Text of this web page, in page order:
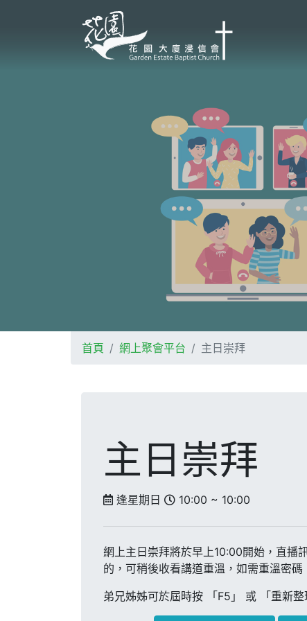
首頁 網上聚會平台 主日崇拜
主日崇拜
逢星期日 10:00 ~ 10:00
網上主日崇拜將於早上10:00開始，直播
的，可稍後收看講道重溫，如需重溫密碼
弟兄姊姊可於屆時按 「F5」 或 「重新